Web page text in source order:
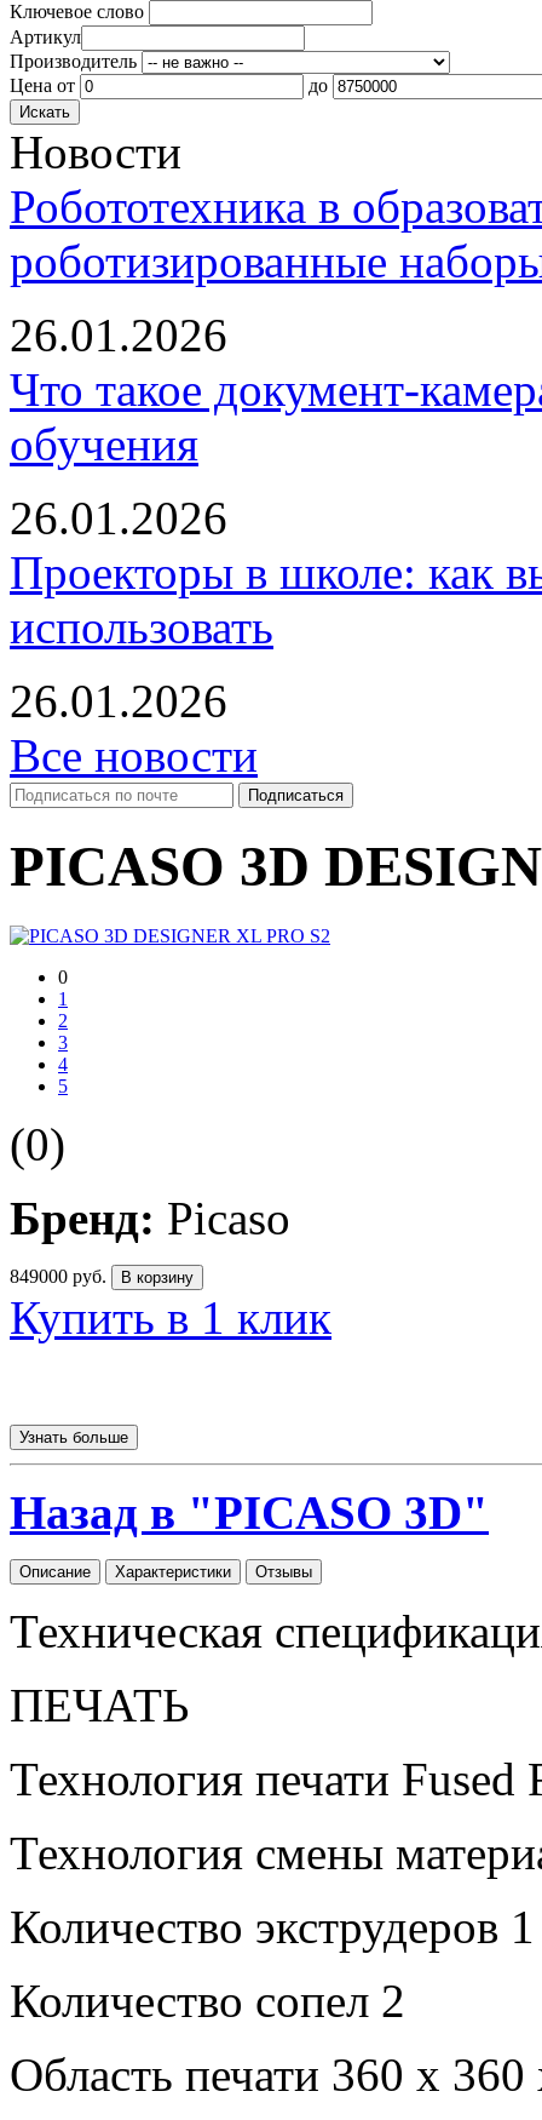
Ключевое слово
Артикул
Производитель
Цена от до
Новости
Робототехника в
роботизированные
26.01.2026
Что такое документ-
обучения
26.01.2026
Проекторы в школе: как
использовать
26.01.2026
Все новости
PICASO 3D
0
1
2
3
4
5
(0)
Бренд: Picaso
849000 руб. В корзину
Купить в 1 клик
Узнать больше
Назад в "PICASO 3D"
Описание Характеристики Отзывы
Техническая
ПЕЧАТЬ
Технология печати
Технология смены
Количество экструдеров 1
Количество сопел 2
Область печати 360 х